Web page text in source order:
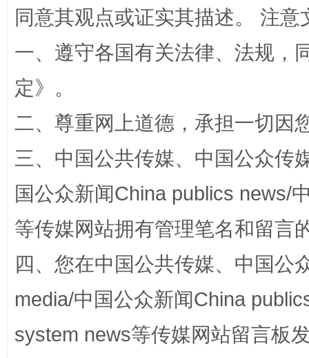
漫山遍野的桃花与雪山、麦地、白藏房 除
同意其观点或证实其描述。 注
一、遵守各国有关法律、法规，
定》。
二、尊重网上道德，承担一切因
三、中国公共传媒、中国公众传
国公众新闻China publics news/
等传媒网站拥有管理笔名和留言
四、您在中国公共传媒、中国公
media/中国公众新闻China
system news等传媒网站留言板